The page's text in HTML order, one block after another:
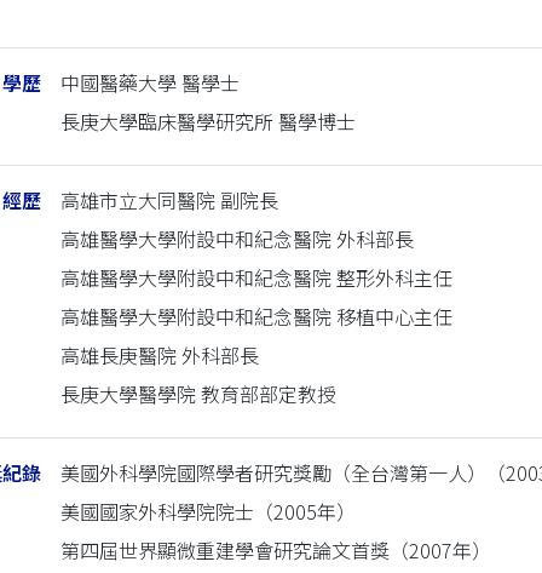
學歷
中國醫藥大學 醫學士
長庚大學臨床醫學研究所 醫學博士
經歷
高雄市立大同醫院 副院長
高雄醫學大學附設中和紀念醫院 外科部長
高雄醫學大學附設中和紀念醫院 整形外科主任
高雄醫學大學附設中和紀念醫院 移植中心主任
高雄長庚醫院 外科部長
長庚大學醫學院 教育部部定教授
錄
美國外科學院國際學者研究獎勵（全台灣第一人）（
美國國家外科學院院士（2005年）
第四屆世界顯微重建學會研究論文首獎（2007年）